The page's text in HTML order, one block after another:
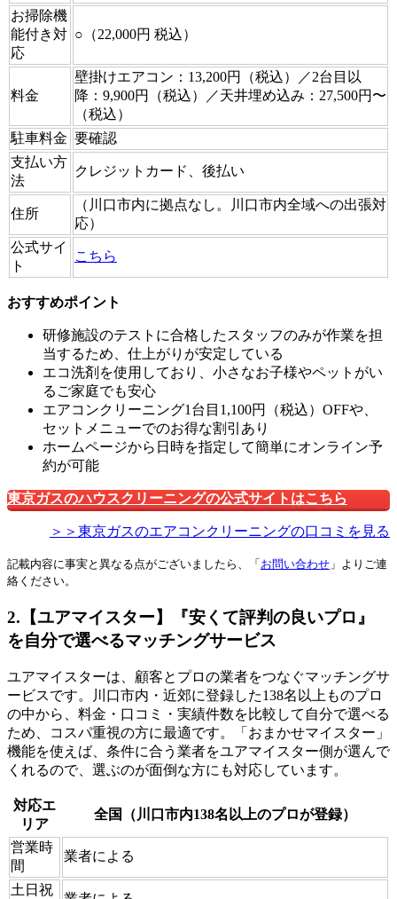
お掃除機
能付き対
応
○（22,000円 税込）
料金
壁掛けエアコン：13,200円（税込）／2台目以
降：9,900円（税込）／天井埋め込み：27,500円〜
（税込）
駐車料金 要確認
支払い方
法
クレジットカード、後払い
住所
（川口市内に拠点なし。川口市内全域への出張対
応）
公式サイ
ト
こちら
おすすめポイント
研修施設のテストに合格したスタッフのみが作業を担
当するため、仕上がりが安定している
エコ洗剤を使用しており、小さなお子様やペットがい
るご家庭でも安心
エアコンクリーニング1台目1,100円（税込）OFFや、
セットメニューでのお得な割引あり
ホームページから日時を指定して簡単にオンライン予
約が可能
東京ガスのハウスクリーニングの公式サイトはこちら
＞＞東京ガスのエアコンクリーニングの口コミを見る
記載内容に事実と異なる点がございましたら、「 お問い合わせ 」よりご連
絡ください。
2.【ユアマイスター】『安くて評判の良いプロ』
を自分で選べるマッチングサービス
ユアマイスターは、顧客とプロの業者をつなぐマッチングサ
ービスです。川口市内・近郊に登録した138名以上ものプロ
の中から、料金・口コミ・実績件数を比較して自分で選べる
ため、コスパ重視の方に最適です。「おまかせマイスター」
機能を使えば、条件に合う業者をユアマイスター側が選んで
くれるので、選ぶのが面倒な方にも対応しています。
対応エ
リア
全国（川口市内138名以上のプロが登録）
営業時
間
業者による
土日祝